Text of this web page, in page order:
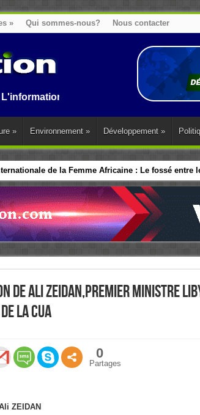
» Qui sommes-nous? Nous contacter
au Benin, en Afrique et dans le monde.
» Environnement » Développement »
de la Femme Africaine : Le fossé entre
de Ali Zeidan,Premier ministre
la CUA
0
Partages
ZEIDAN